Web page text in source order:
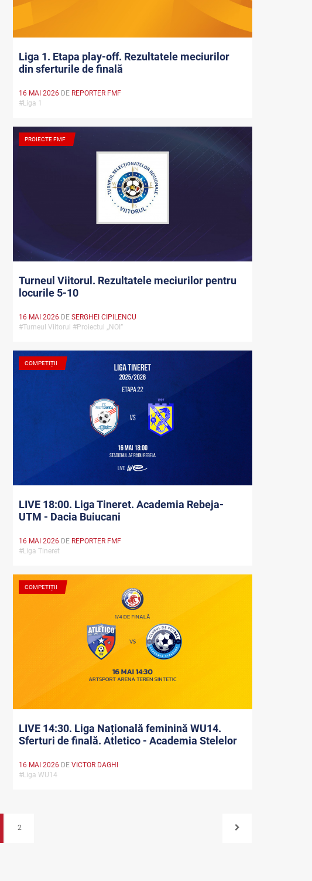
Liga 1. Etapa play-off. Rezultatele meciurilor
din sferturile de finală
16 MAI 2026 DE REPORTER FMF
#Liga 1
PROIECTE FMF
Turneul Viitorul. Rezultatele meciurilor pentru
locurile 5-10
16 MAI 2026 DESERGHEI CIPILENCU
#Turneul Viitorul #Proiectul „NOI”
COMPETIȚII
LIVE 18:00. Liga Tineret. Academia Rebeja-
UTM - Dacia Buiucani
16 MAI 2026 DE REPORTER FMF
#Liga Tineret
COMPETIȚII
LIVE 14:30. Liga Națională feminină WU14.
Sferturi de finală. Atletico - Academia Stelelor
16 MAI 2026 DEVICTOR DAGHI
#Liga WU14
2